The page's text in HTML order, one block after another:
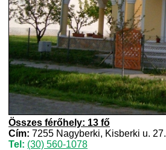
Összes férőhely: 13 fő
Cím: 7255 Nagyberki, Kisberki u. 27.
Tel: (30) 560-1078